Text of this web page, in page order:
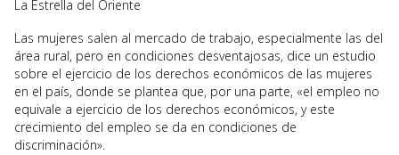
La Estrella del Oriente
Las mujeres salen al mercado de trabajo, especialmente las del
área rural, pero en condiciones desventajosas, dice un estudio
sobre el ejercicio de los derechos económicos de las mujeres
en el país, donde se plantea que, por una parte, «el empleo no
equivale a ejercicio de los derechos económicos, y este
crecimiento del empleo se da en condiciones de
discriminación».